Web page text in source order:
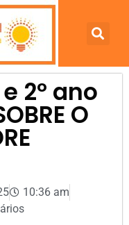
e 2º ano
O
10:36 am